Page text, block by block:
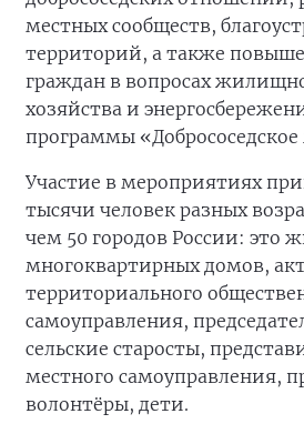
местных сообществ,
территорий, а также
граждан в вопросах
хозяйства и
программы
Участие в мероприятиях
тысячи человек разных
чем 50 городов России: это
многоквартирных домов,
территориального
самоуправления,
сельские старосты,
местного самоуправления,
волонтёры, дети.